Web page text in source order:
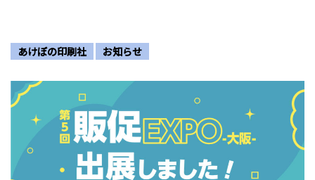
あけぼの印刷社 お知らせ